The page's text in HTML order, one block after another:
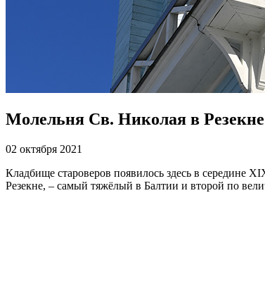
Молельня Св. Николая в
02 октября 2021
Кладбище староверов появилось здесь в середине
Резекне, – самый тяжёлый в Балтии и второй по